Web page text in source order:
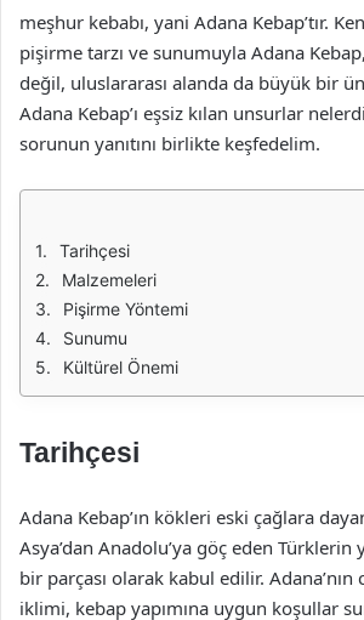
meşhur kebabı, yani Adana Kebap’tır.
pişirme tarzı ve sunumuyla Adana
değil, uluslararası alanda da büyük bir
Adana Kebap’ı eşsiz kılan unsurlar
sorunun yanıtını birlikte keşfedelim.
Tarihçesi
Malzemeleri
Pişirme Yöntemi
Sunumu
Kültürel Önemi
Tarihçesi
Adana Kebap’ın kökleri eski çağlara
Asya’dan Anadolu’ya göç eden
bir parçası olarak kabul edilir. Adana’nın
iklimi, kebap yapımına uygun koşullar